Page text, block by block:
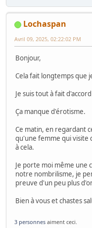
Lochaspan
Avril 09, 2025, 02:22:02 PM
Bonjour,
Cela fait longtemps que
Je suis tout à fait
Ça manque d'érotisme.
Ce matin, en regardant
qu'une femme qui
à cela.
Je porte moi même une
notre nombrilisme, je
preuve d'un peu plus
Bien à vous et chastes
3 personnes aiment ceci.